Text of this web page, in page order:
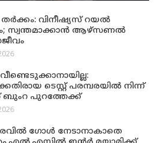
തർക്കം: വിനീഷ്യസ് റയൽ
സ്വന്തമാക്കാൻ ആഴ്സണൽ
ടെസ്റ്റ് പരമ്പരയിൽ നിന്ന്
ബുംറ പുറത്തേക്ക്
ഗോൾ നേടാനാകാതെ